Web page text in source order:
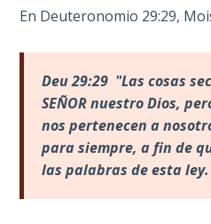
orden
historia
cómo
nada
sucede
por
Numbers
Could
Save
Everyone
- Would
He?
En Deuteronomio 29:29,
Deu 29:29 "Las cosas
SEÑOR nuestro Dios,
nos pertenecen a
para siempre, a fin de
las palabras de esta ley.